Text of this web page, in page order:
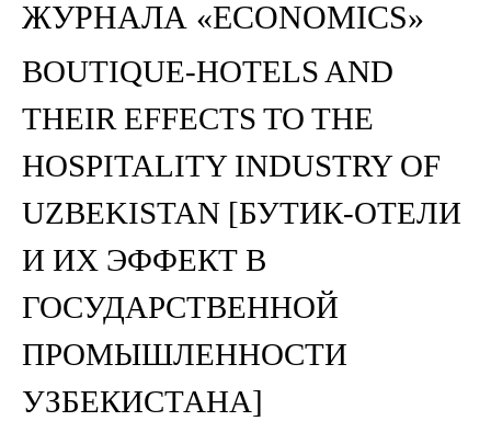
ЖУРНАЛА «ECONOMICS»
BOUTIQUE-HOTELS AND
THEIR EFFECTS TO THE
HOSPITALITY INDUSTRY OF
UZBEKISTAN [БУТИК-ОТЕЛИ
И ИХ ЭФФЕКТ В
ГОСУДАРСТВЕННОЙ
ПРОМЫШЛЕННОСТИ
УЗБЕКИСТАНА]